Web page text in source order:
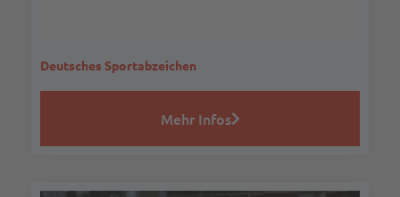
Deutsches Sportabzeichen
Mehr Infos